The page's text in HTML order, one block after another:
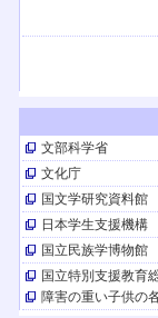
はるの空 聞こえ
『はるの空』の著者
2024.8/10（土）開催
キャリア発達支援
2024.11/30・12/1（土
【イベント】
第49回 淑徳大学
2024.8/3・4日（土
【TV放送】(YouTube
テレメンタリー
全国放送！ 『はるの
話」のこと理解でき
文部科学省
文化庁
国文学研究資料館
日本学生支援機構
国立民族学博物館
国立特別支援教育
障害の重い子供の